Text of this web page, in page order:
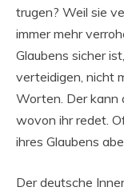
trugen? Weil sie
immer mehr
Glaubens sicher
verteidigen, nicht
Worten. Der kann
wovon ihr redet.
ihres Glaubens
Der deutsche